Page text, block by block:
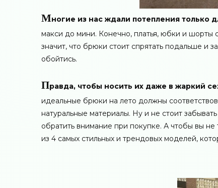
Многие из нас ждали потепления только
макси до мини. Конечно, платья, юбки и шорты
значит, что брюки стоит спрятать подальше и
обойтись.
Правда, чтобы носить их даже в жаркий
идеальные брюки на лето должны
натуральные материалы. Ну и не стоит
обратить внимание при покупке. А чтобы вы
из 4 самых стильных и трендовых моделей,